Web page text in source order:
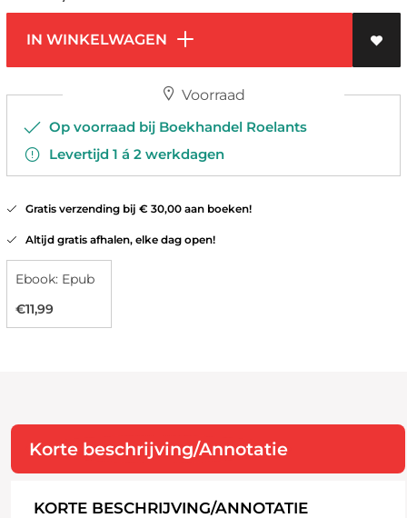
IN WINKELWAGEN
Voorraad
Op voorraad bij Boekhandel Roelants
Levertijd 1 á 2 werkdagen
Gratis verzending bij € 30,00 aan boeken!
Altijd gratis afhalen, elke dag open!
Ebook: Epub
€11,99
Korte beschrijving/Annotatie
KORTE BESCHRIJVING/ANNOTATIE